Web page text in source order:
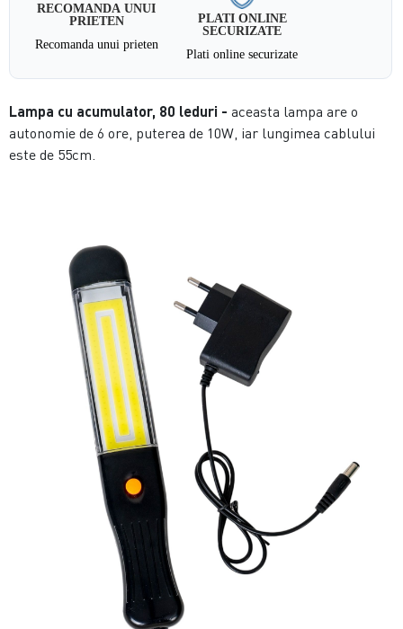
RECOMANDA UNUI
PRIETEN
Recomanda unui prieten
PLATI ONLINE
SECURIZATE
Plati online securizate
Lampa cu acumulator, 80 leduri -aceasta lampa are o
autonomie de 6 ore, puterea de 10W, iar lungimea cablului
este de 55cm.